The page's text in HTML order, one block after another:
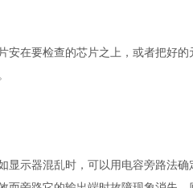
安在要检查的芯片之上，或者把好
显示器混乱时，可以用电容旁路法